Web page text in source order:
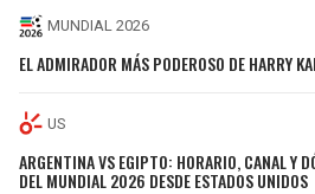
MUNDIAL 2026
EL ADMIRADOR MÁS PODEROSO DE HARRY
US
ARGENTINA VS EGIPTO: HORARIO, CANAL Y
DEL MUNDIAL 2026 DESDE ESTADOS UNIDOS